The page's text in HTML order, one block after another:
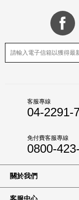
客服專線
04-2291-
免付費客服專線
0800-
關於我們
客服中心